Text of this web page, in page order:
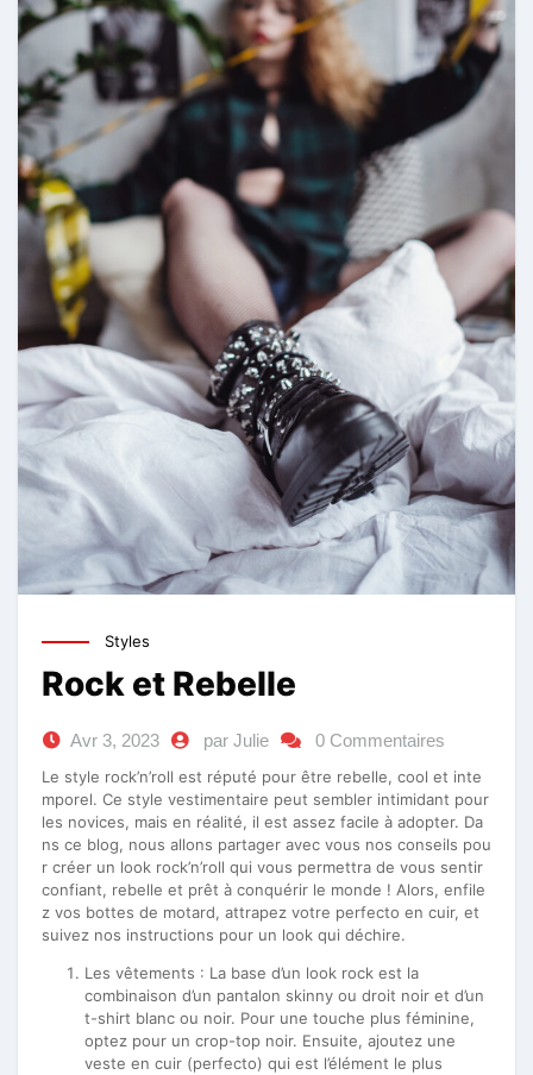
Styles
Rock et Rebelle
Avr 3, 2023 par Julie 0 Commentaires
Le style rock’n’roll est réputé pour être rebelle, cool et inte
mporel. Ce style vestimentaire peut sembler intimidant pour
les novices, mais en réalité, il est assez facile à adopter. Da
ns ce blog, nous allons partager avec vous nos conseils pou
r créer un look rock’n’roll qui vous permettra de vous sentir
confiant, rebelle et prêt à conquérir le monde ! Alors, enfile
z vos bottes de motard, attrapez votre perfecto en cuir, et
suivez nos instructions pour un look qui déchire.
Les vêtements : La base d’un look rock est la
combinaison d’un pantalon skinny ou droit noir et d’un
t-shirt blanc ou noir. Pour une touche plus féminine,
optez pour un crop-top noir. Ensuite, ajoutez une
veste en cuir (perfecto) qui est l’élément le plus